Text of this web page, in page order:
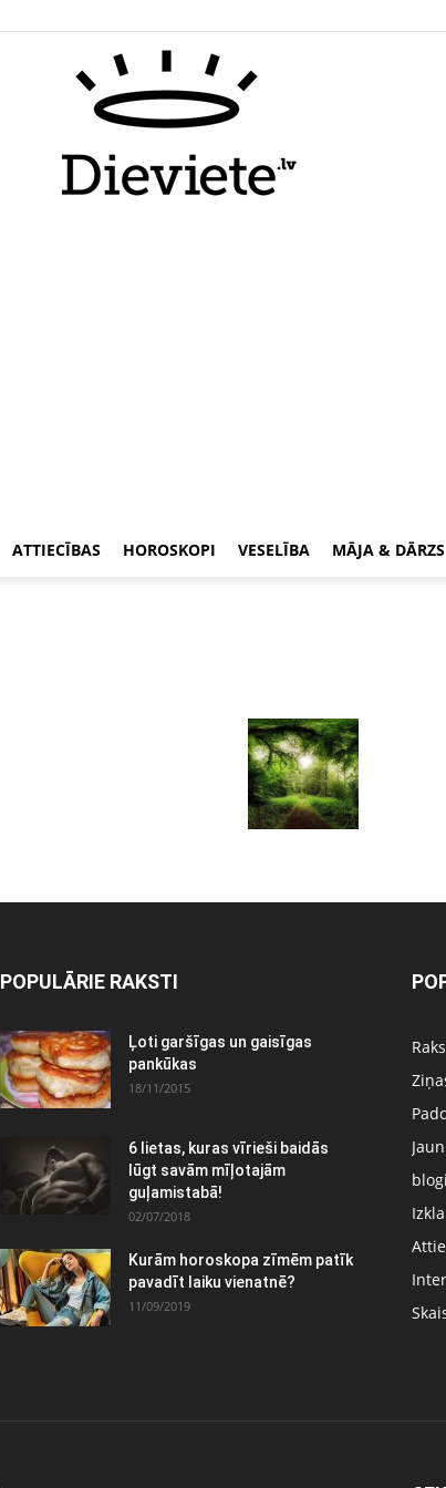
ATTIECĪBAS HOROSKOPI VESELĪBA MĀJA & DĀRZS
POPULĀRIE RAKSTI
Ļoti garšīgas un gaisīgas
pankūkas
18/11/2015
6 lietas, kuras vīrieši baidās
lūgt savām mīļotajām
guļamistabā!
02/07/2018
Kurām horoskopa zīmēm patīk
pavadīt laiku vienatnē?
11/09/2019
blogi